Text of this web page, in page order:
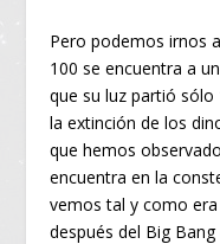
Pero podemos irnos
100 se encuentra a
que su luz partió sólo
la extinción de los
que hemos
encuentra en la
vemos tal y como
después del Big